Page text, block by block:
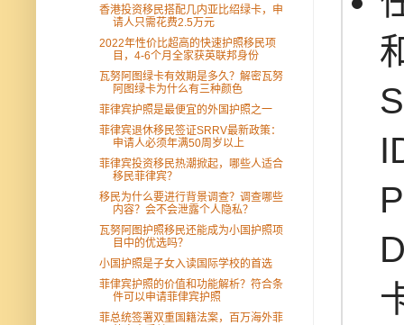
香港投资移民搭配几内亚比绍绿卡，申
请人只需花费2.5万元
2022年性价比超高的快速护照移民项
目，4-6个月全家获英联邦身份
瓦努阿图绿卡有效期是多久？解密瓦努
阿图绿卡为什么有三种颜色
菲律宾护照是最便宜的外国护照之一
菲律宾退休移民签证SRRV最新政策：
申请人必须年满50周岁以上
菲律宾投资移民热潮掀起，哪些人适合
移民菲律宾？
移民为什么要进行背景调查？调查哪些
内容？会不会泄露个人隐私？
瓦努阿图护照移民还能成为小国护照项
目中的优选吗？
小国护照是子女入读国际学校的首选
菲侓宾护照的价值和功能解析？符合条
件可以申请菲侓宾护照
菲总统签署双重国籍法案，百万海外菲